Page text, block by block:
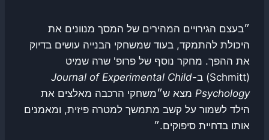
״בעצם הגירויים המהירים של המסך מנוונים את
היכולת להתמקד, בעוד שמשחקי הבנייה עושים בדיוק
את ההפך. מחקר נוסף של פרופ' שרה שמיט
(Schmitt) ב-
Journal of Experimental Child
Psychology מצא ש״משחקי הרכבה מאלצים את
הילד לשמור על קשב מתמשך למטרה פיזית, ומאמנים
אותו בדחיית סיפוקים.״